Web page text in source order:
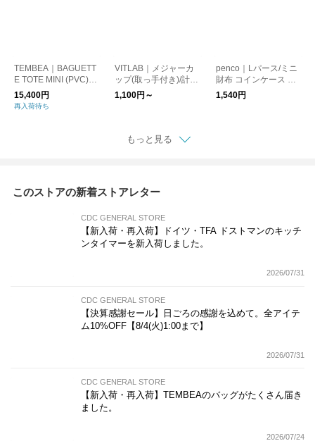
TEMBEA｜BAGUETT
E TOTE MINI (PVC)
DOG-1/トートバッグ
犬
15,400円
再入荷待ち
VITLAB｜メジャーカ
ップ(取っ手付き)/計量
カップ ドイツ製
1,100円～
penco｜Lパース/ミニ
財布 コインケース カ
ードケース
1,540円
もっと見る
このストアの新着ストアレター
CDC GENERAL STORE
【新入荷・再入荷】ドイツ・TFA ドストマンのキッチ
ンタイマーを新入荷しました。
2026/07/31
CDC GENERAL STORE
【決算感謝セール】日ごろの感謝を込めて。全アイテ
ム10%OFF【8/4(火)1:00まで】
2026/07/31
CDC GENERAL STORE
【新入荷・再入荷】TEMBEAのバッグがたくさん届き
ました。
2026/07/24